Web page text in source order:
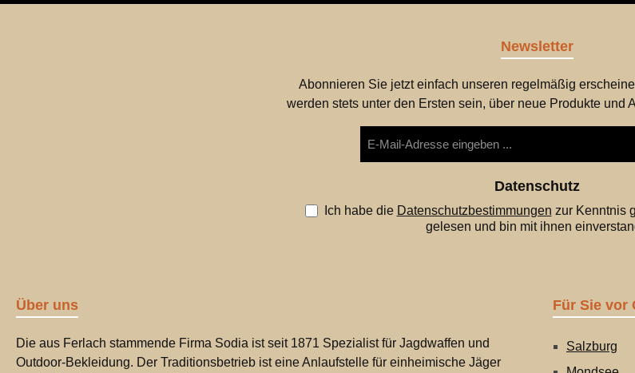
Newsletter
Abonnieren Sie jetzt einfach unseren regelmäßig
werden stets unter den Ersten sein, über neue Produkte und
Mail-
Datenschutz
Ich habe die Datenschutzbestimmungen zur Kenntnis
gelesen und bin mit ihnen
Über uns
Die aus Ferlach stammende Firma Sodia ist seit 1871 Spezialist für Jagdwaffen und
Outdoor-Bekleidung. Der Traditionsbetrieb ist eine Anlaufstelle für einheimische Jäger
Für Sie vor
Salzburg